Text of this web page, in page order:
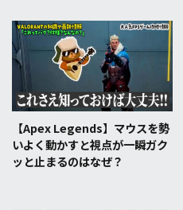
【Apex Legends】マウスを勢
いよく動かすと視点が一瞬ガク
ッと止まるのはなぜ？